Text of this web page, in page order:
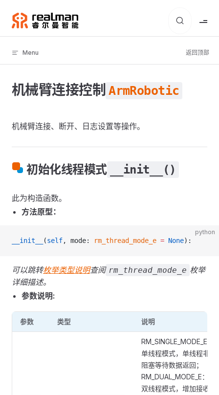
Skip to content
Menu 返回顶部
机械臂连接控制 ArmRobotic
机械臂连接、断开、日志设置等操作。
初始化线程模式 __init__()
此为构造函数。
方法原型：
python
__init__ (self, mode: rm_thread_mode_e = None):
可以跳转枚举类型说明查阅 rm_thread_mode_e 枚举
详细描述。
参数说明:
参数 类型 说明
RM_SINGLE_MODE_E：
单线程模式，单线程非
阻塞等待数据返回；
RM_DUAL_MODE_E：
双线程模式，增加接收